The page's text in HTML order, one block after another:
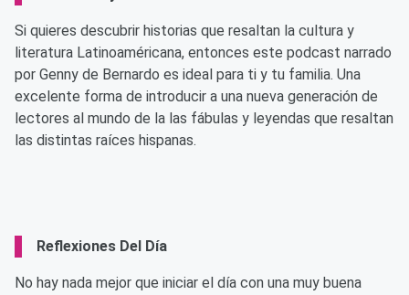
Si quieres descubrir historias que resaltan la cultura y
literatura Latinoaméricana, entonces este podcast narrado
por Genny de Bernardo es ideal para ti y tu familia. Una
excelente forma de introducir a una nueva generación de
lectores al mundo de la las fábulas y leyendas que resaltan
las distintas raíces hispanas.
Reflexiones Del Día
No hay nada mejor que iniciar el día con una muy buena